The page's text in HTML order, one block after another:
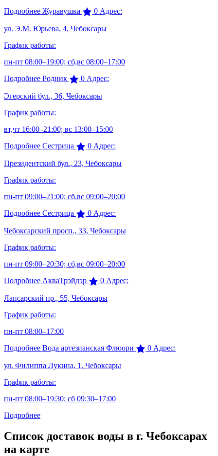
Подробнее Журавушка 0 Адрес:
ул. Э.М. Юрьева, 4, Чебоксары
График работы:
пн-пт 08:00–19:00; сб,вс 08:00–17:00
Подробнее Родник 0 Адрес:
Эгерский бул., 36, Чебоксары
График работы:
вт,чт 16:00–21:00; вс 13:00–15:00
Подробнее Сестрица 0 Адрес:
Президентский бул., 23, Чебоксары
График работы:
пн-пт 09:00–21:00; сб,вс 09:00–20:00
Подробнее Сестрица 0 Адрес:
Чебоксарский просп., 33, Чебоксары
График работы:
пн-пт 09:00–20:30; сб,вс 09:00–20:00
Подробнее АкваТрэйдэр 0 Адрес:
Лапсарский пр., 55, Чебоксары
График работы:
пн-пт 08:00–17:00
Подробнее Вода артезианская Флюори 0 Адрес:
ул. Филиппа Лукина, 1, Чебоксары
График работы:
пн-пт 08:00–19:30; сб 09:30–17:00
Подробнее
Список доставок воды в г. Чебоксарах
на карте